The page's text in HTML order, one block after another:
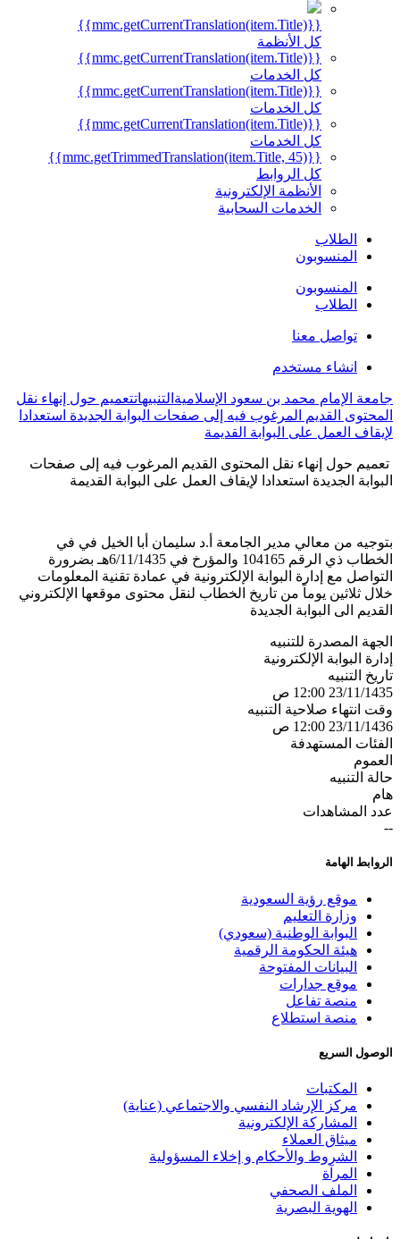
{{mmc.getCurrentTranslation(item.Title)}}
كل الأنظمة
{{mmc.getCurrentTranslation(item.Title)}}
كل الخدمات
{{mmc.getCurrentTranslation(item.Title)}}
كل الخدمات
{{mmc.getCurrentTranslation(item.Title)}}
كل الخدمات
{{mmc.getTrimmedTranslation(item.Title, 45)}}
كل الروابط
الأنظمة الإلكترونية
الخدمات السحابية
الطلاب
المنسوبون
المنسوبون
الطلاب
تواصل معنا
انشاء مستخدم
جامعة الإمام محمد بن سعود الإسلامية التنبيهاتتعميم حول إنهاء نقل
المحتوى القديم المرغوب فيه إلى صفحات البوابة الجديدة استعدادا
لإيقاف العمل على البوابة القديمة
تعميم حول إنهاء نقل المحتوى القديم المرغوب فيه إلى صفحات
البوابة الجديدة استعدادا لإيقاف العمل على البوابة القديمة
​​​بتوجيه من معالي مدير الجامعة أ.د سليمان أبا الخيل في في
الخطاب ذي الرقم 104165 والمؤرخ في 6/11/1435هـ بضرورة
التواصل مع إدارة البوابة الإلكترونية في عمادة تقنية المعلومات
خلال ثلاثين يوماً من تاريخ الخطاب لنقل محتوى موقعها الإلكتروني
القديم الى البوابة الجديدة
الجهة المصدرة للتنبيه
إدارة البوابة الإلكترونية
تاريخ التنبيه
23/11/1435 12:00 ص
وقت انتهاء صلاحية التنبيه
23/11/1436 12:00 ص
الفئات المستهدفة
العموم
حالة التنبيه
هام
عدد المشاهدات
--
الروابط الهامة
موقع رؤية السعودية
وزارة التعليم
البوابة الوطنية (سعودي)
هيئة الحكومة الرقمية
البيانات المفتوحة
موقع جدارات
منصة تفاعل
منصة استطلاع
الوصول السريع
المكتبات
مركز الإرشاد النفسي والاجتماعي (عناية)
المشاركة الإلكترونية
ميثاق العملاء
الشروط والأحكام و إخلاء المسؤولية
المرآة
الملف الصحفي
الهوية البصرية